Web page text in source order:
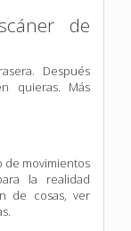
de
Después
quieras. Más
de movimientos
la realidad
de cosas, ver